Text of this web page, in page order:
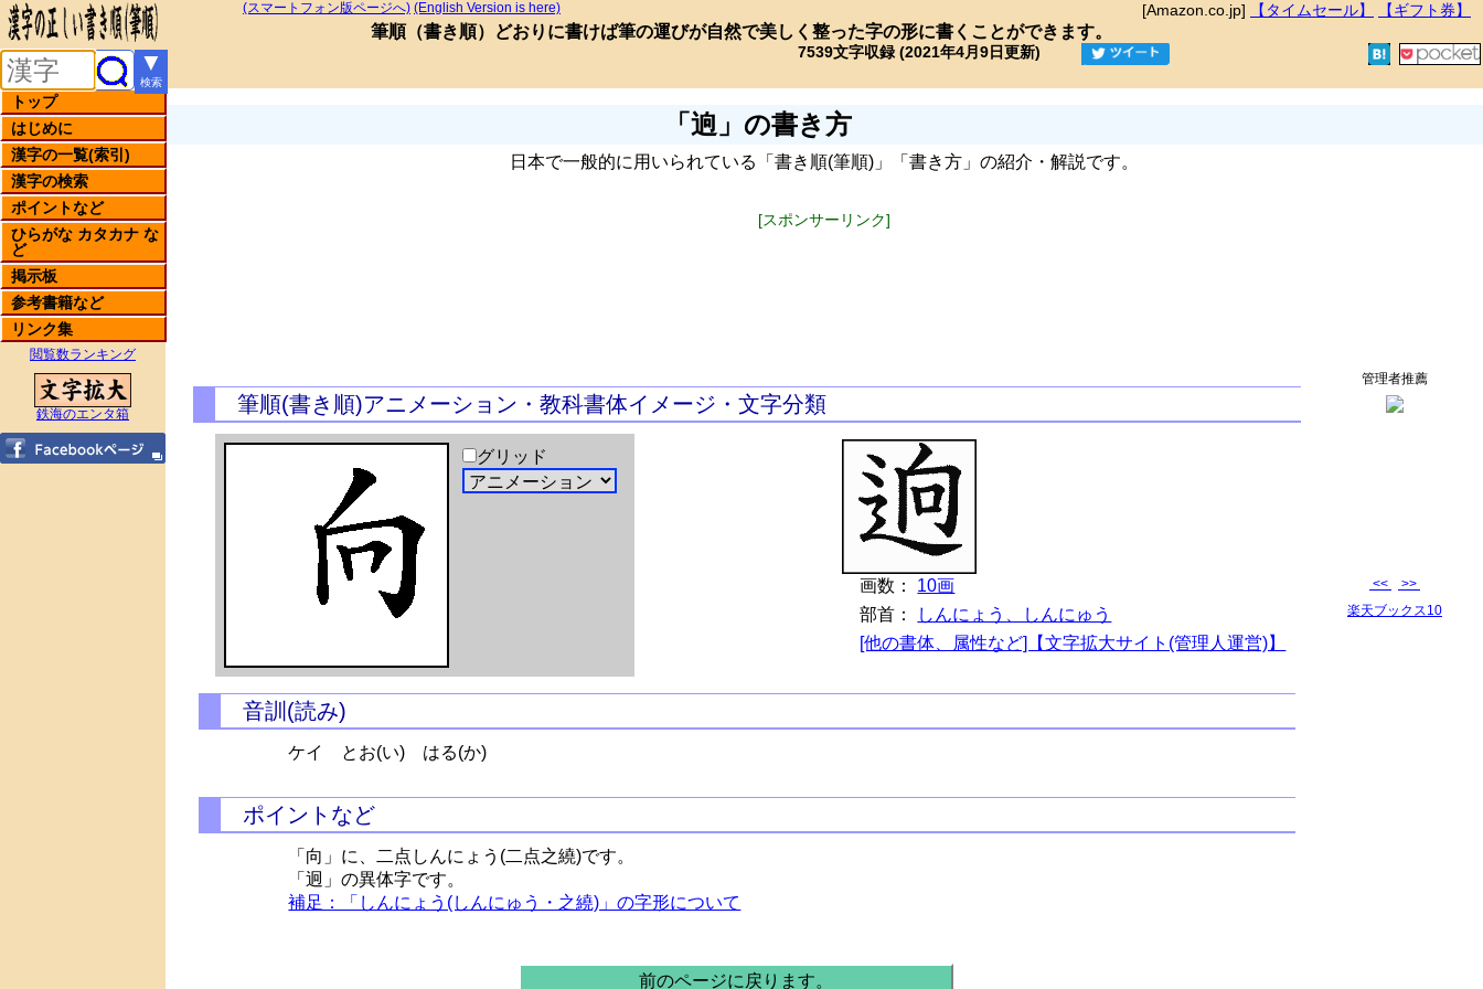
[Amazon.co.jp] 【タイムセール】 【ギフト券】
(スマートフォン版ページへ) (English Version is here)
筆順（書き順）どおりに書けば筆の運びが自然で美しく整った字の形に書くことができます。
7539文字収録 (2021年4月9日更新)
▼
検索
トップ
はじめに
漢字の一覧(索引)
漢字の検索
ポイントなど
ひらがな カタカナ な
ど
掲示板
参考書籍など
リンク集
閲覧数ランキング
鉄海のエンタ箱
「逈」の書き方
日本で一般的に用いられている「書き順(筆順)」「書き方」の紹介・解説です。
[スポンサーリンク]
筆順(書き順)アニメーション・教科書体イメージ・文字分類
グリッド
画数： 10画
部首：
しんにょう、しんにゅう
[他の書体、属性など]【文字拡大サイト(管理人運営)】
音訓(読み)
ケイ とお(い) はる(か)
ポイントなど
「向」に、二点しんにょう(二点之繞)です。
「迥」の異体字です。
補足：「しんにょう(しんにゅう・之繞)」の字形について
前のページに戻ります。
管理者推薦
<<
>>
楽天ブックス10